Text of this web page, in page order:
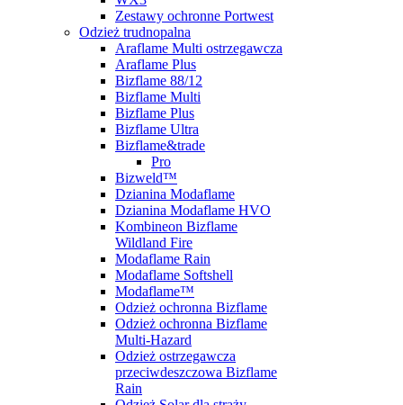
Zestawy ochronne Portwest
Odzież trudnopalna
Araflame Multi ostrzegawcza
Araflame Plus
Bizflame 88/12
Bizflame Multi
Bizflame Plus
Bizflame Ultra
Bizflame&trade
Pro
Bizweld™
Dzianina Modaflame
Dzianina Modaflame HVO
Kombineon Bizflame
Wildland Fire
Modaflame Rain
Modaflame Softshell
Modaflame™
Odzież ochronna Bizflame
Odzież ochronna Bizflame
Multi-Hazard
Odzież ostrzegawcza
przeciwdeszczowa Bizflame
Rain